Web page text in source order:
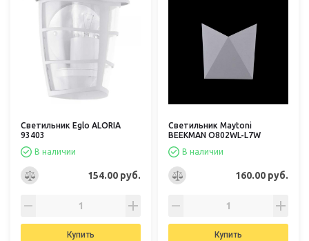
Светильник Eglo ALORIA
93403
В наличии
154.00 руб.
Купить
Светильник Maytoni
BEEKMAN O802WL-L7W
В наличии
160.00 руб.
Купить